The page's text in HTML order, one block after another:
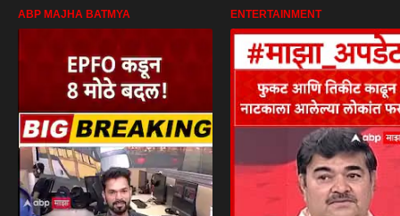
ABP MAJHA BATMYA ENTERTAINMENT